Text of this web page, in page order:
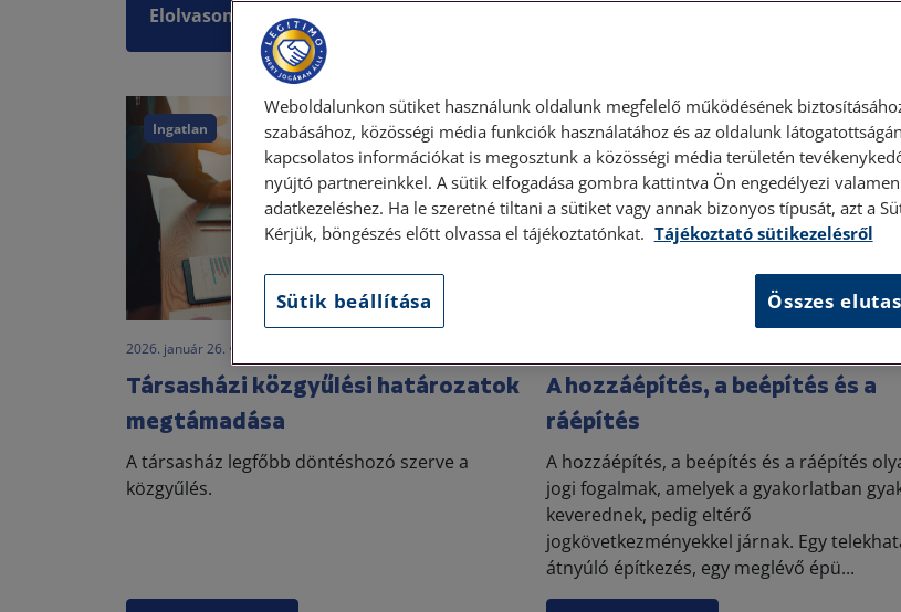
Elolvasom
Ingatlan
2026. január 26. • dr. Papp Orsolya
Társasházi közgyűlési határozatok
megtámadása
A társasház legfőbb döntéshozó szerve a
közgyűlés.
Ingatlan
A hozzáépítés, a beépítés és a
ráépítés
A hozzáépítés, a beépítés és a ráépítés
jogi fogalmak, amelyek a gyakorlatban
keverednek, pedig eltérő
jogkövetkezményekkel járnak. Egy
átnyúló építkezés, egy meglévő épü...
Weboldalunkon sütiket használunk oldalunk megfelelő működésének
szabásához, közösségi média funkciók használatához és az oldalunk
kapcsolatos információkat is megosztunk a közösségi média területén
nyújtó partnereinkkel. A sütik elfogadása gombra kattintva Ön engedélyezi
adatkezeléshez. Ha le szeretné tiltani a sütiket vagy annak bizonyos típusát, azt a
Kérjük, böngészés előtt olvassa el tájékoztatónkat. Tájékoztató sütikezelésről
Sütik beállítása Összes